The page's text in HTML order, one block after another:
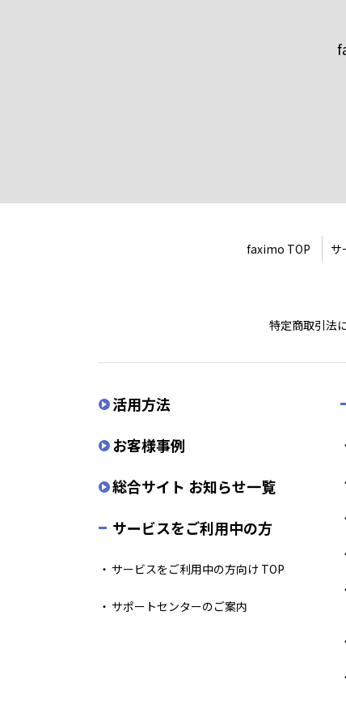
faximo TOP サ
特定商取引法
活用方法
お客様事例
総合サイト お知らせ一覧
サービスをご利用中の方
サービスをご利用中の方向け TOP
サポートセンターのご案内